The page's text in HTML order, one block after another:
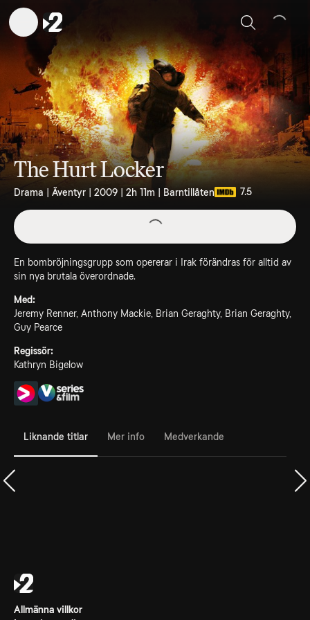
Sök
The Hurt Locker
Drama | Äventyr | 2009 | 2h 11m | Barntillåten 7.5
En bombröjningsgrupp som opererar i Irak förändras för alltid av
sin nya brutala överordnade.
Med:
Jeremy Renner, Anthony Mackie, Brian Geraghty, Brian Geraghty,
Guy Pearce
Regissör:
Kathryn Bigelow
Liknande titlar Mer info Medverkande
Allmänna villkor